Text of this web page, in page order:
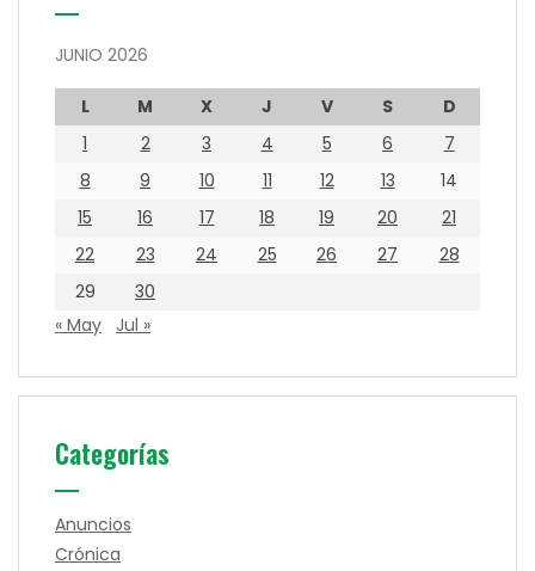
JUNIO 2026
L M X J V S
D
1
2 3 4 5 6
7
8
9 10 11 12 13
14
15
16 17 18 19 20
21
22
23 24 25 26 27
28
29
30
« May
Jul »
Categorías
Anuncios
Crónica